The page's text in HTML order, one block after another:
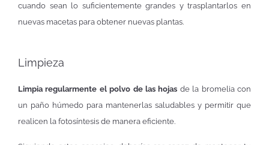
cuando sean lo suficientemente grandes y trasplantarlos en
nuevas macetas para obtener nuevas plantas.
Limpieza
Limpia regularmente el polvo de las hojas de la bromelia con
un paño húmedo para mantenerlas saludables y permitir que
realicen la fotosíntesis de manera eficiente.